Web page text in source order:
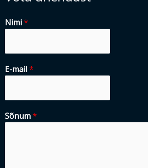
Nimi*
E-mail*
Sõnum*